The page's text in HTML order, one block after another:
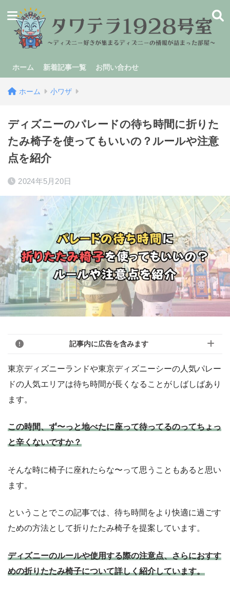
ホーム 新着記事一覧 お問い合わせ
ホーム 小ワザ
ディズニーのパレードの待ち時間に折りた
たみ椅子を使ってもいいの？ルールや注意
点を紹介
2024年5月20日
記事内に広告を含みます
このブログのリンクは広告を含んでいる場
クから購入していただけると嬉しいです！
「モヨなんか応援しない！」という人はリ
をご購入ください。
東京ディズニーランドや東京ディズニーシーの人気パレー
ドの人気エリアは待ち時間が長くなることがしばしばあり
ます。
この時間、ず〜っと地べたに座って待ってるのってちょっ
と辛くないですか？
そんな時に椅子に座れたらな〜って思うこともあると思い
ます。
ということでこの記事では、待ち時間をより快適に過ごす
ための方法として折りたたみ椅子を提案しています。
ディズニーのルールや使用する際の注意点、さらにおすす
めの折りたたみ椅子について詳しく紹介しています。